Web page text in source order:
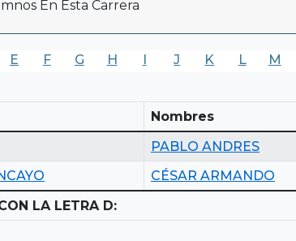
En Ésta Carrera
E F G H I J K L M
Nombres
PABLO ANDRES
CÉSAR ARMANDO
LA LETRA D: